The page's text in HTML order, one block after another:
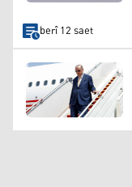
berî 12 saet